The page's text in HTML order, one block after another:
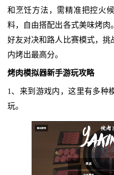
和烹饪方法，需精准把控火
料，自由搭配出各式美味烤
好友对决和路人比赛模式，挑
内烤出最高分。
烤肉模拟器新手游玩攻略
1、来到游戏内，这里有多种
玩。